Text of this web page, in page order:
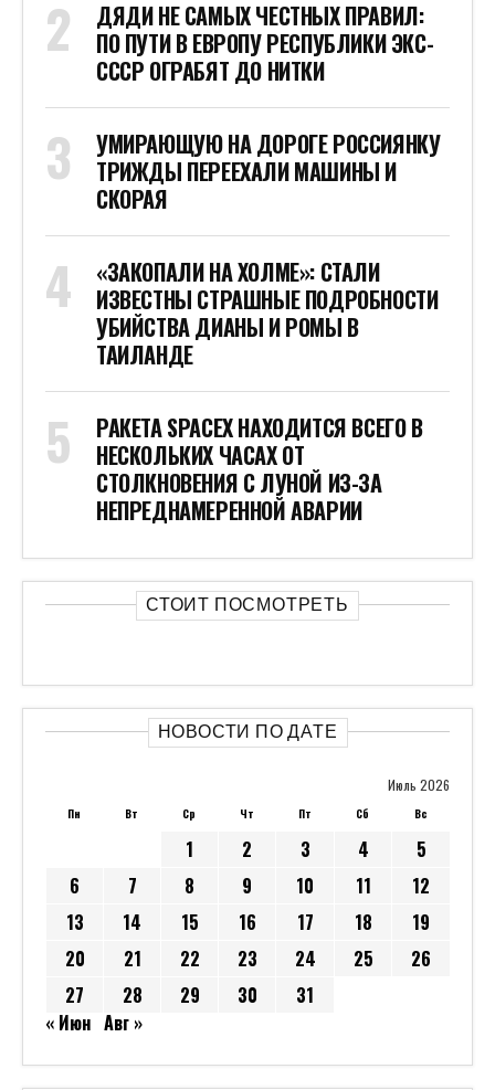
ДЯДИ НЕ САМЫХ ЧЕСТНЫХ ПРАВИЛ:
ПО ПУТИ В ЕВРОПУ РЕСПУБЛИКИ ЭКС-
СССР ОГРАБЯТ ДО НИТКИ
УМИРАЮЩУЮ НА ДОРОГЕ РОССИЯНКУ
ТРИЖДЫ ПЕРЕЕХАЛИ МАШИНЫ И
СКОРАЯ
«ЗАКОПАЛИ НА ХОЛМЕ»: СТАЛИ
ИЗВЕСТНЫ СТРАШНЫЕ ПОДРОБНОСТИ
УБИЙСТВА ДИАНЫ И РОМЫ В
ТАИЛАНДЕ
РАКЕТА SPACEX НАХОДИТСЯ ВСЕГО В
НЕСКОЛЬКИХ ЧАСАХ ОТ
СТОЛКНОВЕНИЯ С ЛУНОЙ ИЗ-ЗА
НЕПРЕДНАМЕРЕННОЙ АВАРИИ
СТОИТ ПОСМОТРЕТЬ
НОВОСТИ ПО ДАТЕ
Июль 2026
Пн Вт Ср Чт Пт Сб Вс
1 2 3 4
5
6
7 8 9 10 11
12
13
14 15 16 17 18
19
20
21 22 23 24 25
26
27
28 29 30
31
« Июн Авг »